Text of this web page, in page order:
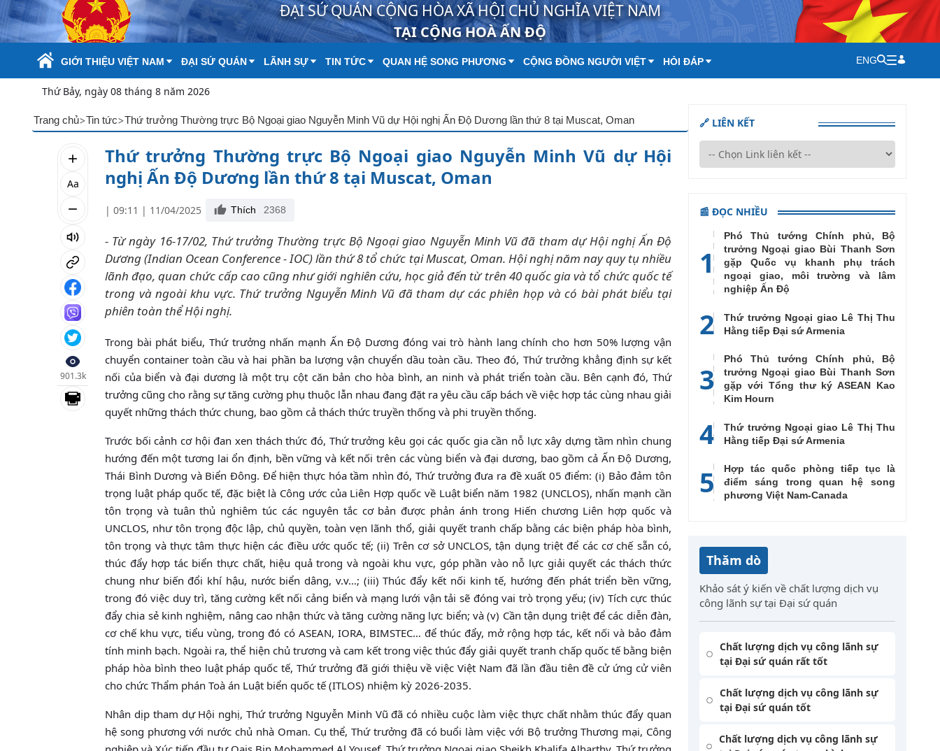
Skip to Main Content ĐẠI SỨ QUÁN CỘNG HÒA XÃ HỘI CHỦ NGHĨA VIỆT NAM
TẠI CỘNG HOÀ ẤN ĐỘ
GIỚI THIỆU VIỆT NAM ĐẠI SỨ QUÁN LÃNH SỰ TIN TỨC QUAN HỆ SONG PHƯƠNG CỘNG ĐỒNG NGƯỜI VIỆT HỎI ĐÁP ENG
Thứ Bảy, ngày 08 tháng 8 năm 2026
Trang chủ>Tin tức>Thứ trưởng Thường trực Bộ Ngoại giao Nguyễn Minh Vũ dự Hội nghị Ấn Độ Dương lần thứ 8 tại Muscat, Oman
Aa
901.3k
Thứ trưởng Thường trực Bộ Ngoại giao Nguyễn Minh Vũ dự Hội
nghị Ấn Độ Dương lần thứ 8 tại Muscat, Oman
| 09:11 | 11/04/2025 Thích 2368
- Từ ngày 16-17/02, Thứ trưởng Thường trực Bộ Ngoại giao Nguyễn Minh Vũ đã tham dự Hội nghị Ấn Độ
Dương (Indian Ocean Conference - IOC) lần thứ 8 tổ chức tại Muscat, Oman. Hội nghị năm nay quy tụ nhiều
lãnh đạo, quan chức cấp cao cũng như giới nghiên cứu, học giả đến từ trên 40 quốc gia và tổ chức quốc tế
trong và ngoài khu vực. Thứ trưởng Nguyễn Minh Vũ đã tham dự các phiên họp và có bài phát biểu tại
phiên toàn thể Hội nghị.
Trong bài phát biểu, Thứ trưởng nhấn mạnh Ấn Độ Dương đóng vai trò hành lang chính cho hơn 50% lượng vận
chuyển container toàn cầu và hai phần ba lượng vận chuyển dầu toàn cầu. Theo đó, Thứ trưởng khẳng định sự kết
nối của biển và đại dương là một trụ cột căn bản cho hòa bình, an ninh và phát triển toàn cầu. Bên cạnh đó, Thứ
trưởng cũng cho rằng sự tăng cường phụ thuộc lẫn nhau đang đặt ra yêu cầu cấp bách về việc hợp tác cùng nhau giải
quyết những thách thức chung, bao gồm cả thách thức truyền thống và phi truyền thống.
Trước bối cảnh cơ hội đan xen thách thức đó, Thứ trưởng kêu gọi các quốc gia cần nỗ lực xây dựng tầm nhìn chung
hướng đến một tương lai ổn định, bền vững và kết nối trên các vùng biển và đại dương, bao gồm cả Ấn Độ Dương,
Thái Bình Dương và Biển Đông. Để hiện thực hóa tầm nhìn đó, Thứ trưởng đưa ra đề xuất 05 điểm: (i) Bảo đảm tôn
trọng luật pháp quốc tế, đặc biệt là Công ước của Liên Hợp quốc về Luật biển năm 1982 (UNCLOS), nhấn mạnh cần
tôn trọng và tuân thủ nghiêm túc các nguyên tắc cơ bản được phản ánh trong Hiến chương Liên hợp quốc và
UNCLOS, như tôn trọng độc lập, chủ quyền, toàn vẹn lãnh thổ, giải quyết tranh chấp bằng các biện pháp hòa bình,
tôn trọng và thực tâm thực hiện các điều ước quốc tế; (ii) Trên cơ sở UNCLOS, tận dụng triệt để các cơ chế sẵn có,
thúc đẩy hợp tác biển thực chất, hiệu quả trong và ngoài khu vực, góp phần vào nỗ lực giải quyết các thách thức
chung như biến đổi khí hậu, nước biển dâng, v.v…; (iii) Thúc đẩy kết nối kinh tế, hướng đến phát triển bền vững,
trong đó việc duy trì, tăng cường kết nối cảng biển và mạng lưới vận tải sẽ đóng vai trò trọng yếu; (iv) Tích cực thúc
đẩy chia sẻ kinh nghiệm, nâng cao nhận thức và tăng cường năng lực biển; và (v) Cần tận dụng triệt để các diễn đàn,
cơ chế khu vực, tiểu vùng, trong đó có ASEAN, IORA, BIMSTEC… để thúc đẩy, mở rộng hợp tác, kết nối và bảo đảm
tính minh bạch. Ngoài ra, thể hiện chủ trương và cam kết trong việc thúc đẩy giải quyết tranh chấp quốc tế bằng biện
pháp hòa bình theo luật pháp quốc tế, Thứ trưởng đã giới thiệu về việc Việt Nam đã lần đầu tiên đề cử ứng cử viên
cho chức Thẩm phán Toà án Luật biển quốc tế (ITLOS) nhiệm kỳ 2026-2035.
Nhân dịp tham dự Hội nghị, Thứ trưởng Nguyễn Minh Vũ đã có nhiều cuộc làm việc thực chất nhằm thúc đẩy quan
hệ song phương với nước chủ nhà Oman. Cụ thể, Thứ trưởng đã có buổi làm việc với Bộ trưởng Thương mại, Công
🔗 LIÊN KẾT
📰 ĐỌC NHIỀU
1
Phó Thủ tướng Chính phủ, Bộ
trưởng Ngoại giao Bùi Thanh Sơn
gặp Quốc vụ khanh phụ trách
ngoại giao, môi trường và lâm
nghiệp Ấn Độ
2
Thứ trưởng Ngoại giao Lê Thị Thu
Hằng tiếp Đại sứ Armenia
3
Phó Thủ tướng Chính phủ, Bộ
trưởng Ngoại giao Bùi Thanh Sơn
gặp với Tổng thư ký ASEAN Kao
Kim Hourn
4
Thứ trưởng Ngoại giao Lê Thị Thu
Hằng tiếp Đại sứ Armenia
5
Hợp tác quốc phòng tiếp tục là
điểm sáng trong quan hệ song
phương Việt Nam-Canada
Thăm dò
Khảo sát ý kiến về chất lượng dịch vụ
công lãnh sự tại Đại sứ quán
Chất lượng dịch vụ công lãnh sự
tại Đại sứ quán rất tốt
Chất lượng dịch vụ công lãnh sự
tại Đại sứ quán tốt
Chất lượng dịch vụ công lãnh sự